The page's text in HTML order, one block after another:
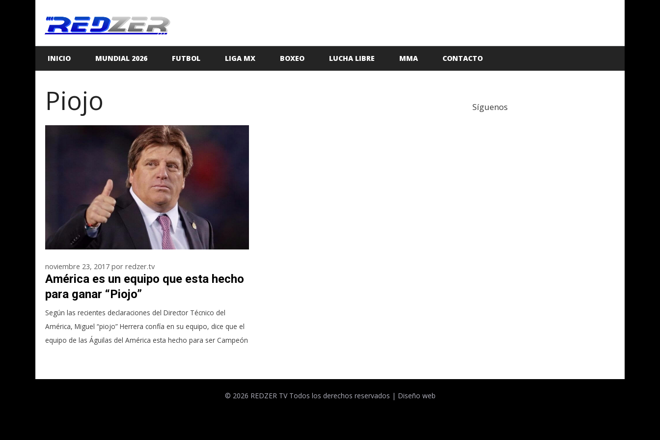
contenido
INICIO MUNDIAL 2026 FUTBOL LIGA MX BOXEO LUCHA LIBRE MMA CONTACTO
Piojo
América es un equipo que esta hecho
para ganar “Piojo”
noviembre 23, 2017 por redzer.tv
Según las recientes declaraciones del Director Técnico del
América, Miguel “piojo” Herrera confía en su equipo, dice que el
equipo de las Águilas del América esta hecho para ser Campeón
Síguenos
© 2026 REDZER TV Todos los derechos reservados | Diseño web